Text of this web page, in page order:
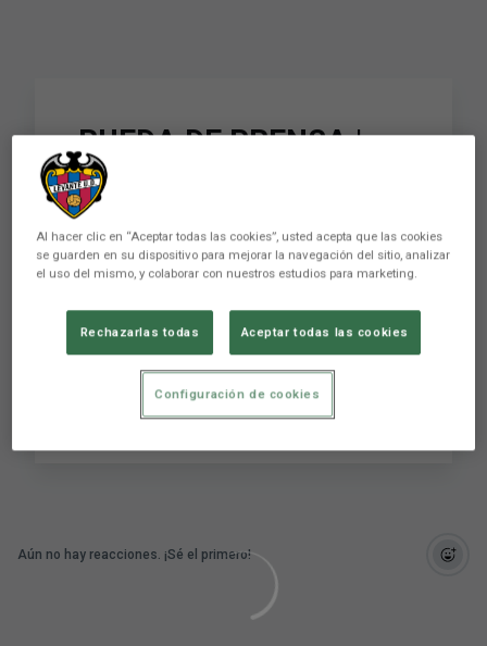
RUEDA DE PRENSA |
Paco López: "Ahora
mismo no hay otro
partido que el de
RUEDA DE PRENSA | Paco López: "Ahora mismo
no hay otro partido que el de mañana"
Aún no hay reacciones. ¡Sé el primero!
Al hacer clic en “Aceptar todas las cookies”, usted acepta que las cookies
se guarden en su dispositivo para mejorar la navegación del sitio, analizar
el uso del mismo, y colaborar con nuestros estudios para marketing.
Rechazarlas todas Aceptar todas las cookies
Configuración de cookies